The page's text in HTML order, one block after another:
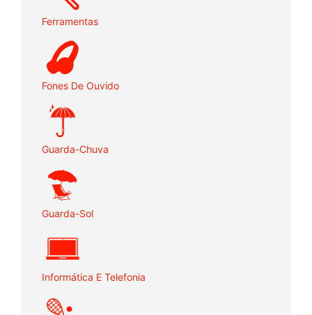
Ferramentas
Fones De Ouvido
Guarda-Chuva
Guarda-Sol
Informática E Telefonia